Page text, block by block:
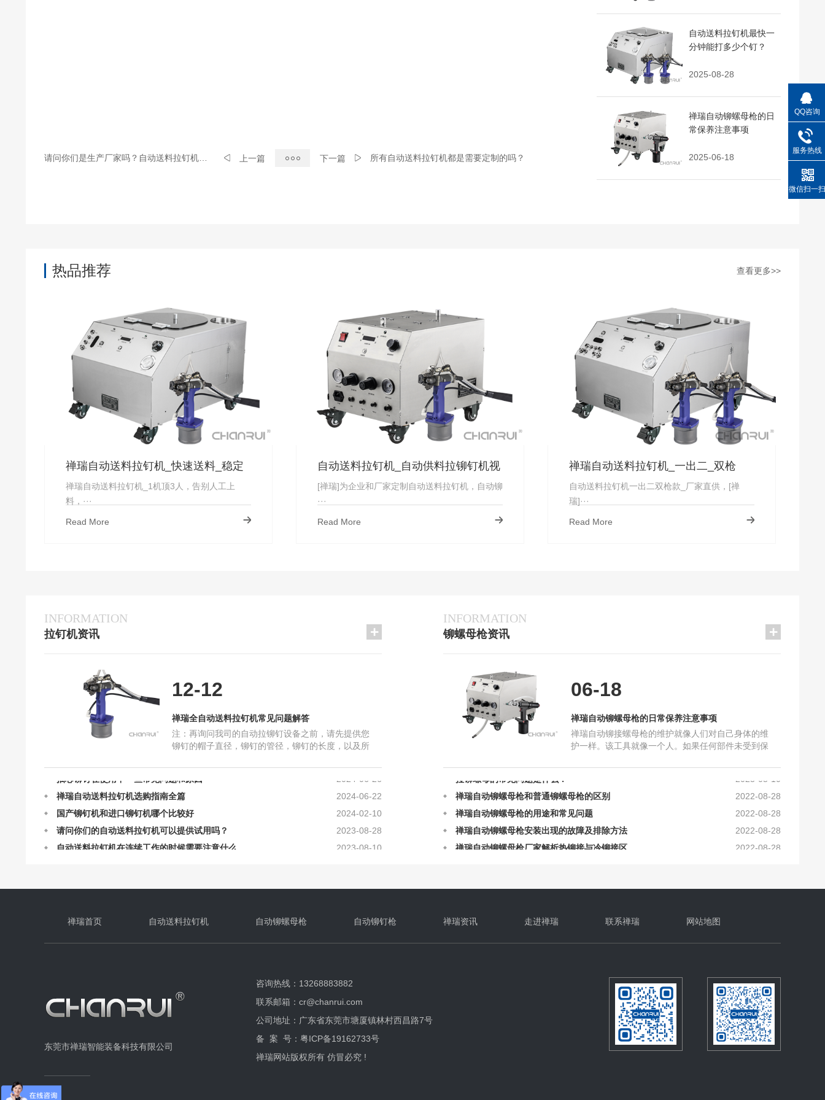
上一篇 下一篇 所有自动送料拉钉机都是需要定制的吗？
自动送料拉钉机最快一
分钟能打多少个钉？
2025-08-28
禅瑞自动铆螺母枪的日
常保养注意事项
2025-06-18
热品推荐 查看更多>>
禅瑞自动送料拉钉机_快速送料_稳定
上钉_厂家直供-禅瑞
禅瑞自动送料拉钉机_1机顶3人，告别人工上
料，···
Read More
自动送料拉钉机_自动供料拉铆钉机视
频_厂家直供
[禅瑞]为企业和厂家定制自动送料拉钉机，自动铆
···
Read More
禅瑞自动送料拉钉机_一出二_双枪
自动送料拉钉机一出二双枪款_厂家直供，[禅
瑞]···
Read More
INFORMATION
拉钉机资讯
12-12
禅瑞全自动送料拉钉机常见问题解答
注：再询问我司的自动拉铆钉设备之前，请先提供您
铆钉的帽子直径，铆钉的管径，铆钉的长度，以及所
是平面的东西，那就选择
定制禅瑞自动送料拉钉机需要我们提供什么呢？
禅瑞全自动送料拉钉机常见问题解答
禅瑞自动送料拉钉机的结构及设计
2025-08-28
禅瑞自动送料拉钉机的作业原理
2025-08-28
自动送料拉钉机最快一分钟能打多少个钉？
2024-06-22
禅瑞自动送料拉钉机选购指南全篇
2024-02-10
国产铆钉机和进口铆钉机哪个比较好
2023-08-28
请问你们的自动送料拉钉机可以提供试用吗？
2023-08-10
自动送料拉钉机在连续工作的时候需要注意什么
2023-06-18
定制禅瑞自动送料拉钉机需要我们提供什么呢？
2025-08-28
自动送料拉钉机最快一分钟能打多少个钉？
INFORMATION
铆螺母枪资讯
06-18
禅瑞自动铆螺母枪的日常保养注意事项
禅瑞自动铆接螺母枪的维护就像人们对自己身体的维
护一样。该工具就像一个人。如果任何部件未受到保
因此，使用后必须清洁和
铆螺母枪故障怎么修？
禅瑞自动铆螺母枪的日常保养注意事项
气动拉帽枪铆接的原理及加工要求_禅瑞铆钉枪
2024-10-30
铆螺母枪在铆接上的原理及工艺上的要求
2024-10-16
自动铆螺母枪应该如何正确的保养？
2022-08-28
禅瑞自动铆螺母枪和普通铆螺母枪的区别
2022-08-28
禅瑞自动铆螺母枪的用途和常见问题
2022-08-28
禅瑞自动铆螺母枪安装出现的故障及排除方法
2022-08-28
禅瑞自动铆螺母枪厂家解析热铆接与冷铆接区
2021-10-16
铆螺母枪故障怎么修？
自动铆螺母枪应该如何正确的保养？
禅瑞首页 自动送料拉钉机 自动铆螺母枪 自动铆钉枪 禅瑞资讯 走进禅瑞 联系禅瑞 网站地图
东莞市禅瑞智能装备科技有限公司
咨询热线：13268883882
联系邮箱：cr@chanrui.com
公司地址：广东省东莞市塘厦镇林村西昌路7号
备 案 号： 粤ICP备19162733号
禅瑞网站版权所有 仿冒必究 !
QQ咨询
服务热线
微信扫一扫